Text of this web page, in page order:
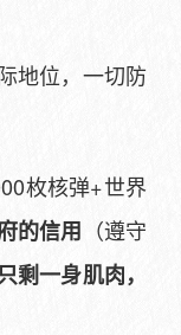
地位，一切防
枚核弹+世界
的信用 （遵守
剩一身肌肉，